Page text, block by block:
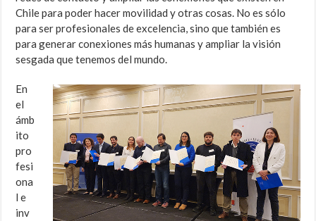
Chile para poder hacer movilidad y otras cosas. No es sólo
para ser profesionales de excelencia, sino que también es
para generar conexiones más humanas y ampliar la visión
sesgada que tenemos del mundo.
En
el
ámb
ito
pro
fesi
ona
l e
inv